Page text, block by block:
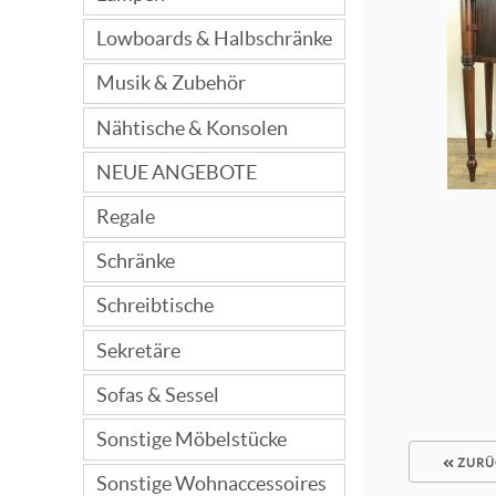
Lowboards & Halbschränke
Musik & Zubehör
Nähtische & Konsolen
NEUE ANGEBOTE
Regale
Schränke
Schreibtische
Sekretäre
Sofas & Sessel
Sonstige Möbelstücke
Sonstige Wohnaccessoires